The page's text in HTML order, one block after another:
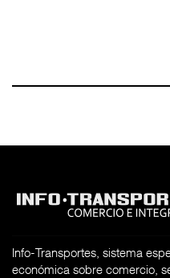
Info-Transportes, sistema
económica sobre comercio,